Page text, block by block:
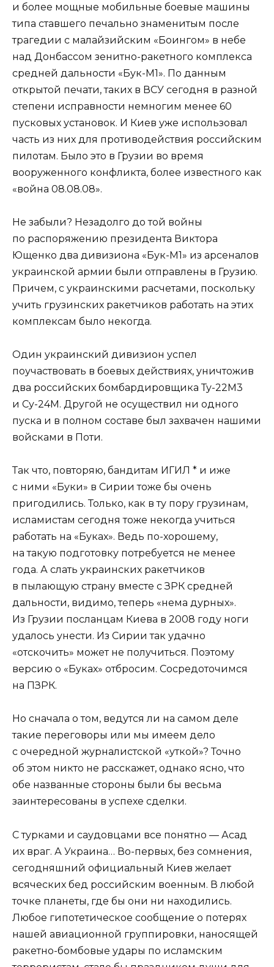
и более мощные мобильные боевые машины
типа ставшего печально знаменитым после
трагедии с малайзийским «Боингом» в небе
над Донбассом зенитно-ракетного комплекса
средней дальности «Бук-М1». По данным
открытой печати, таких в ВСУ сегодня в разной
степени исправности немногим менее 60
пусковых установок. И Киев уже использовал
часть из них для противодействия российским
пилотам. Было это в Грузии во время
вооруженного конфликта, более известного как
«война 08.08.08».
Не забыли? Незадолго до той войны
по распоряжению президента Виктора
Ющенко два дивизиона «Бук-М1» из арсеналов
украинской армии были отправлены в Грузию.
Причем, с украинскими расчетами, поскольку
учить грузинских ракетчиков работать на этих
комплексам было некогда.
Один украинский дивизион успел
поучаствовать в боевых действиях, уничтожив
два российских бомбардировщика Ту-22М3
и Су-24М. Другой не осуществил ни одного
пуска и в полном составе был захвачен нашими
войсками в Поти.
Так что, повторяю, бандитам ИГИЛ * и иже
с ними «Буки» в Сирии тоже бы очень
пригодились. Только, как в ту пору грузинам,
исламистам сегодня тоже некогда учиться
работать на «Буках». Ведь по-хорошему,
на такую подготовку потребуется не менее
года. А слать украинских ракетчиков
в пылающую страну вместе с ЗРК средней
дальности, видимо, теперь «нема дурных».
Из Грузии посланцам Киева в 2008 году ноги
удалось унести. Из Сирии так удачно
«отскочить» может не получиться. Поэтому
версию о «Буках» отбросим. Сосредоточимся
на ПЗРК.
Но сначала о том, ведутся ли на самом деле
такие переговоры или мы имеем дело
с очередной журналистской «уткой»? Точно
об этом никто не расскажет, однако ясно, что
обе названные стороны были бы весьма
заинтересованы в успехе сделки.
С турками и саудовцами все понятно — Асад
их враг. А Украина… Во-первых, без сомнения,
сегодняшний официальный Киев желает
всяческих бед российским военным. В любой
точке планеты, где бы они ни находились.
Любое гипотетическое сообщение о потерях
нашей авиационной группировки, наносящей
ракетно-бомбовые удары по исламским